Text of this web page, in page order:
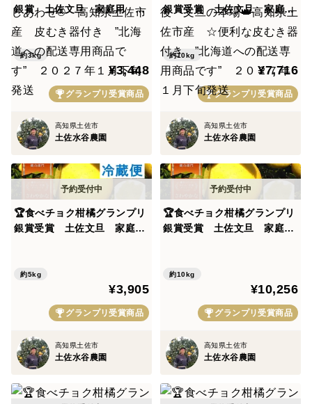
銀賞 土佐文旦 家庭用 大
玉 4～5個 黄色いしあわせ
® 高知県土佐市産 皮むき
器付き ”北海道への配送専
用商品です” ２０２７年１
月下旬発送
約3kg
¥3,448
グランプリ受賞商品
高知県土佐市
土佐水谷農園
銀賞受賞 土佐文旦 家庭
用 大小混合 15個前後 文
旦の本場👑高知県土佐市産
☆便利な皮むき器付き ”北
海道への配送専用商品で
す” ２０２７年１月下旬発
約10kg
¥7,716
グランプリ受賞商品
高知県土佐市
土佐水谷農園
🏆食べチョク柑橘グランプリ
銀賞受賞 土佐文旦 家庭
☆便利な皮むき器付き ”北
海道への配送専用商品で
す” ２０２７年１月下旬発
約5kg
¥3,905
グランプリ受賞商品
高知県土佐市
土佐水谷農園
🏆食べチョク柑橘グランプリ
銀賞受賞 土佐文旦 家庭
産 皮むき器付き ※北海道
への配送はできません ２０
２７年１月下旬発送
約10kg
¥10,256
グランプリ受賞商品
高知県土佐市
土佐水谷農園